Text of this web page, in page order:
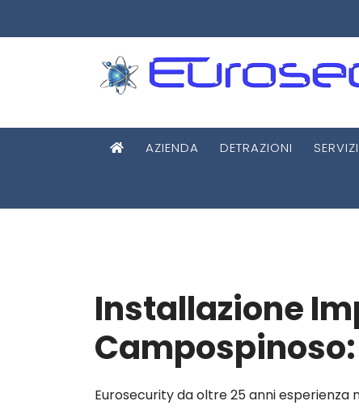
AZIENDA DETRAZIONI SERVIZI
Installazione
Campospinoso:
Eurosecurity da oltre 25 anni